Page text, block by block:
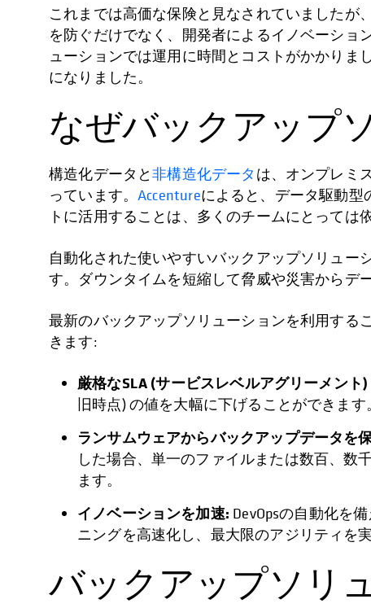
これまでは高価な保険と見なされていましたが
を防ぐだけでなく、開発者によるイノベーショ
ューションでは運用に時間とコストがかかり
になりました。
なぜバックアップ
構造化データと非構造化データ は、オンプレミ
っています。Accentureによると、データ駆動型
トに活用することは、多くのチームにとっては
自動化された使いやすいバックアップソリュー
す。ダウンタイムを短縮して脅威や災害からデ
最新のバックアップソリューションを利用する
きます:
厳格なSLA (サービスレベルアグリーメント
旧時点) の値を大幅に下げることができます。
ランサムウェアからバックアップデータを
した場合、単一のファイルまたは数百、数
ます。
イノベーションを加速: DevOpsの自動化を
ニングを高速化し、最大限のアジリティを実
バックアップソリ